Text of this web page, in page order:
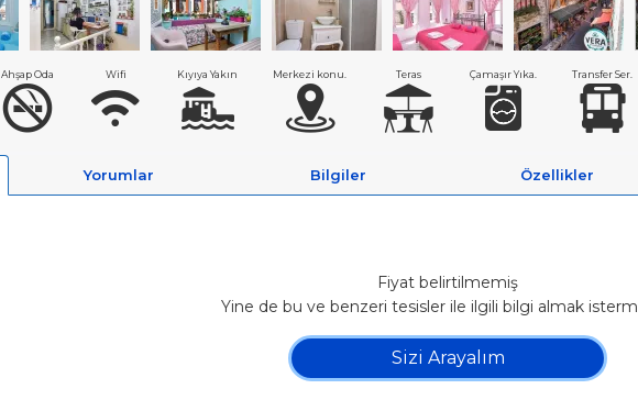
Ahşap Oda Wifi Kıyıya Yakın Merkezi konu. Teras Çamaşır Yıka. Transfer Ser.
Yorumlar Bilgiler Özellikler
Fiyat belirtilmemiş
Yine de bu ve benzeri tesisler ile ilgili bilgi almak
Sizi Arayalım